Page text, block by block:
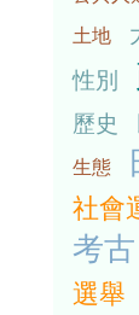
土地
性別
歷史
生態
社會
考古
選舉